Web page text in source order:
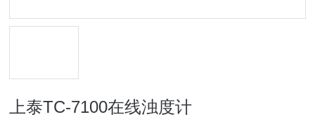
上泰TC-7100在线浊度计